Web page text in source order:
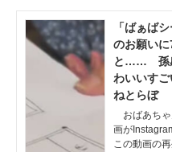
「ばぁば
のお願いに
と…… 孫感
わいいす
ねとらぼ
おばあちゃ
画が
この動画の